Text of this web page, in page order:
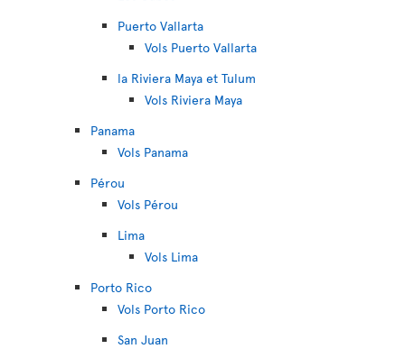
Puerto Vallarta
Vols Puerto Vallarta
la Riviera Maya et Tulum
Vols Riviera Maya
Panama
Vols Panama
Pérou
Vols Pérou
Lima
Vols Lima
Porto Rico
Vols Porto Rico
San Juan